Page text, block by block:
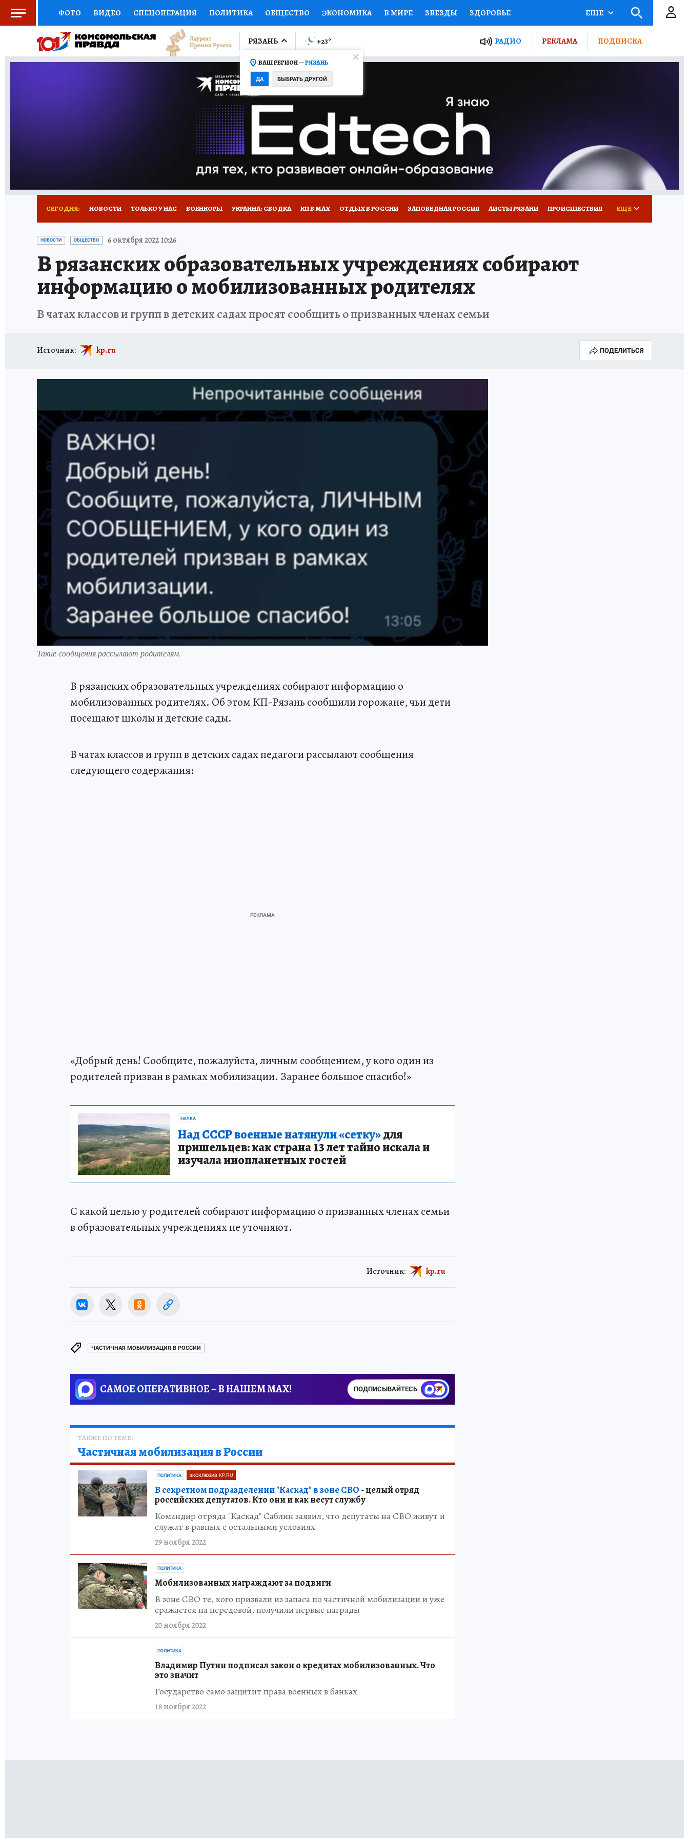
ФОТО ВИДЕО СПЕЦОПЕРАЦИЯ ПОЛИТИКА ОБЩЕСТВО ЭКОНОМИКА В МИРЕ ЗВЕЗДЫ ЗДОРОВЬЕ
СОЦПОДДЕРЖКА НАУКА СПОРТ КОЛУМНИСТЫ ПРОИСШЕСТВИЯ НАЦИОНАЛЬНЫЕ ПРОЕКТЫ РОССИИ
ВЫБОР ЭКСПЕРТОВ ДОКТОР ФИНАНСЫ ОТКРЫВАЕМ МИР Я ЗНАЮ СЕМЬЯ ЖЕНСКИЕ СЕКРЕТЫ ПУТЕВОДИТЕЛЬ
ПРОГНОЗЫ НА СПОРТ ПРОМОКОДЫ СЕРИАЛЫ
ТЕЛЕВИЗОР КОЛЛЕКЦИИ КОНКУРСЫ ГИД ПОТРЕБИТЕЛЯ
НОВОЕ НА САЙТЕ
ЕЩЕ
РЯЗАНЬ
ВАШ РЕГИОН —РЯЗАНЬ
ДА ВЫБРАТЬ ДРУГОЙ
+23° РАДИО РЕКЛАМА ПОДПИСКА
СЕГОДНЯ: НОВОСТИ ТОЛЬКО У НАС ВОЕНКОРЫ УКРАИНА: СВОДКА КП В МАХ ОТДЫХ В РОССИИ ЗАПОВЕДНАЯ РОССИЯ АИСТЫ РЯЗАНИ ПРОИСШЕСТВИЯ
АФИША ИСПЫТАНО НА СЕБЕ
ЕЩЕ
НОВОСТИ ОБЩЕСТВО 6 октября 2022 10:26
В рязанских образовательных учреждениях собирают
информацию о мобилизованных родителях
В чатах классов и групп в детских садах просят сообщить о призванных членах семьи
Источник: kp.ru ПОДЕЛИТЬСЯ
Такие сообщения рассылают родителям.
В рязанских образовательных учреждениях собирают информацию о
мобилизованных родителях. Об этом КП-Рязань сообщили горожане, чьи дети
посещают школы и детские сады.
В чатах классов и групп в детских садах педагоги рассылают сообщения
следующего содержания:
«Добрый день! Сообщите, пожалуйста, личным сообщением, у кого один из
родителей призван в рамках мобилизации. Заранее большое спасибо!»
НАУКА
Над СССР военные натянули «сетку»для
пришельцев: как страна 13 лет тайно искала и
изучала инопланетных гостей
С какой целью у родителей собирают информацию о призванных членах семьи
в образовательных учреждениях не уточняют.
Источник: kp.ru
ЧАСТИЧНАЯ МОБИЛИЗАЦИЯ В РОССИИ
САМОЕ ОПЕРАТИВНОЕ – В НАШЕМ MAX! ПОДПИСЫВАЙТЕСЬ
ТАКЖЕ ПО ТЕМЕ:
Частичная мобилизация в России
ПОЛИТИКА ЭКСКЛЮЗИВ KP.RU
В секретном подразделении "Каскад" в зоне СВО - целый отряд
российских депутатов. Кто они и как несут службу
Командир отряда "Каскад" Саблин заявил, что депутаты на СВО живут и
служат в равных с остальными условиях
29 ноября 2022
ПОЛИТИКА
Мобилизованных награждают за подвиги
В зоне СВО те, кого призвали из запаса по частичной мобилизации и уже
сражается на передовой, получили первые награды
20 ноября 2022
ПОЛИТИКА
Владимир Путин подписал закон о кредитах мобилизованных. Что
это значит
Государство само защитит права военных в банках
18 ноября 2022